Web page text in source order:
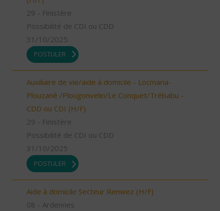
29 - Finistère
Possibilité de CDI ou CDD
31/10/2025
POSTULER
Auxiliaire de vie/aide à domicile - Locmaria-
Plouzané /Plougonvelin/Le Conquet/Trébabu -
CDD ou CDI (H/F)
29 - Finistère
Possibilité de CDI ou CDD
31/10/2025
POSTULER
Aide à domicile Secteur Renwez (H/F)
08 - Ardennes